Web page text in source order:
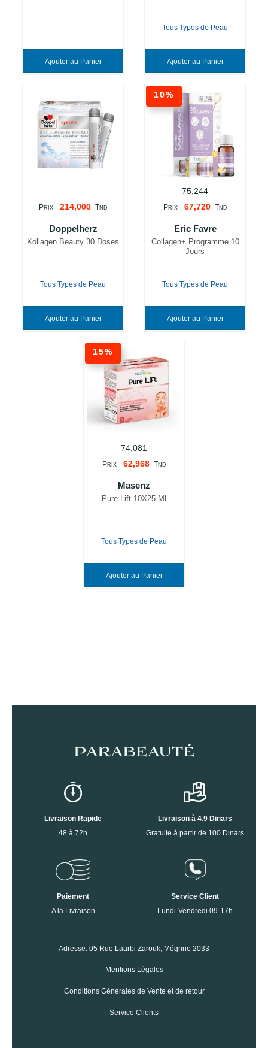
Ajouter au Panier
Tous Types de Peau
Ajouter au Panier
PRIX 214,000 TND
Doppelherz
Kollagen Beauty 30 Doses
Tous Types de Peau
Ajouter au Panier
10%
75,244
PRIX 67,720 TND
Eric Favre
Collagen+ Programme 10
Jours
Tous Types de Peau
Ajouter au Panier
15%
74,081
PRIX 62,968 TND
Masenz
Pure Lift 10X25 Ml
Tous Types de Peau
Ajouter au Panier
Livraison Rapide
48 à 72h
Livraison à 4.9 Dinars
Gratuite à partir de 100 Dinars
Paiement
A la Livraison
Service Client
Lundi-Vendredi 09-17h
Adresse: 05 Rue Laarbi Zarouk, Mégrine 2033
Mentions Légales
Conditions Générales de Vente et de retour
Service Clients